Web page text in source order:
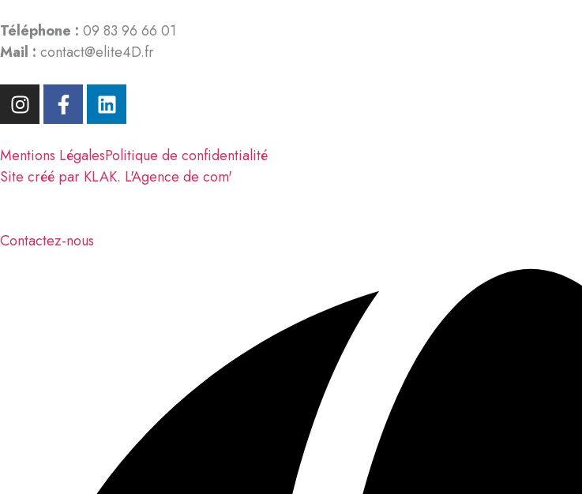
Téléphone : 09 83 96 66 01
Mail : contact@elite4D.fr
Mentions LégalesPolitique de confidentialité
Site créé par KLAK. L'Agence de com'
Contactez-nous